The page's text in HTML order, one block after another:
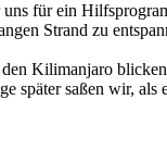
für ein
Strand zu
Kilimanjaro
später saßen wir, als